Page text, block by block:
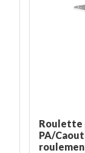
Roulette
PA/